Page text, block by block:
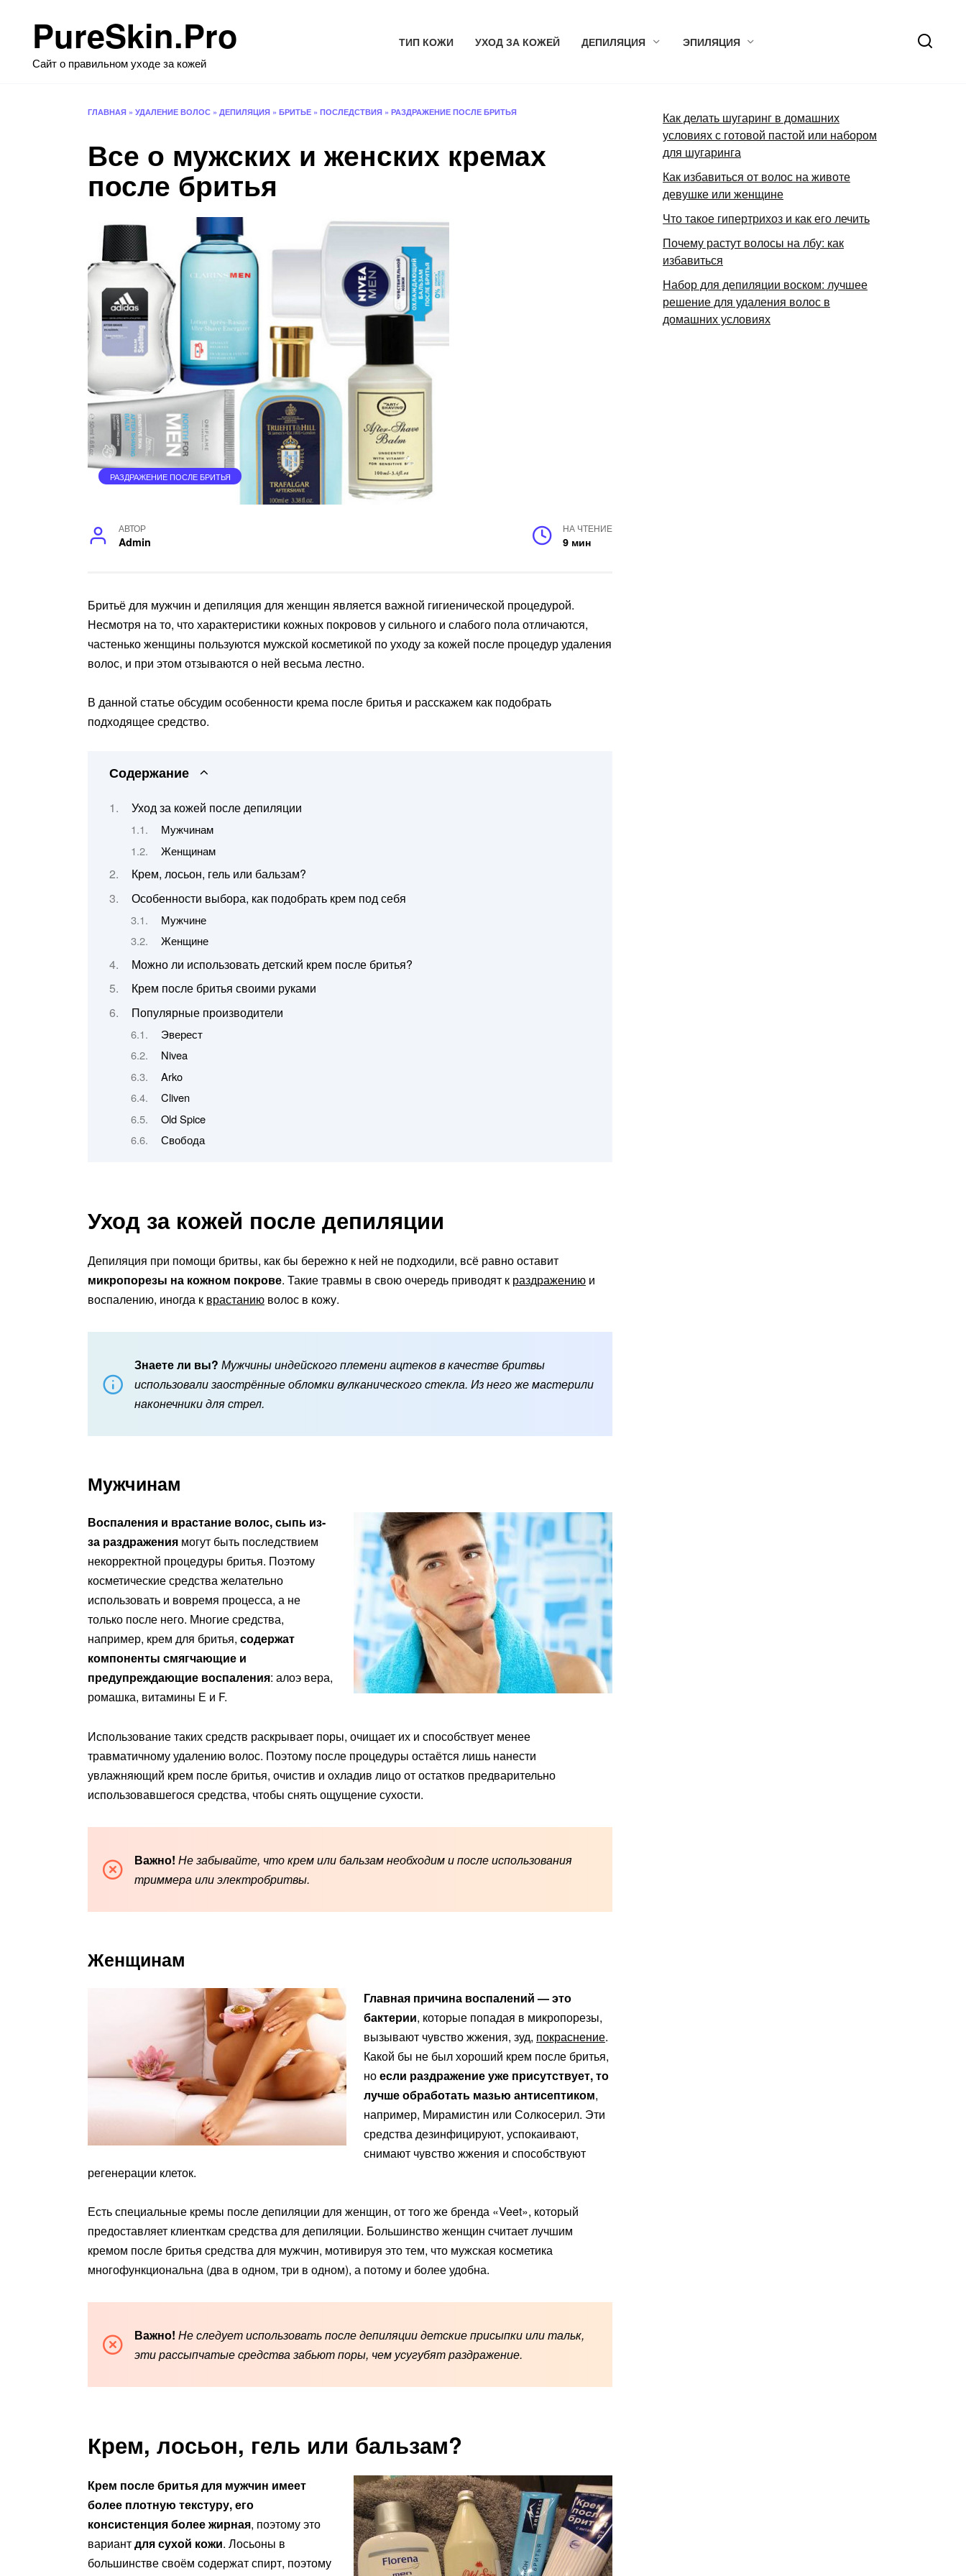
содержаниюPureSkin.Pro
Сайт о правильном уходе за кожей
ТИП КОЖИ УХОД ЗА КОЖЕЙ ДЕПИЛЯЦИЯ ЭПИЛЯЦИЯ
ГЛАВНАЯ » УДАЛЕНИЕ ВОЛОС » ДЕПИЛЯЦИЯ » БРИТЬЕ » ПОСЛЕДСТВИЯ » РАЗДРАЖЕНИЕ ПОСЛЕ БРИТЬЯ
Все о мужских и женских кремах
после бритья
РАЗДРАЖЕНИЕ ПОСЛЕ БРИТЬЯ
АВТОР
Admin
НА ЧТЕНИЕ
9 мин
Бритьё для мужчин и депиляция для женщин является важной гигиенической процедурой.
Несмотря на то, что характеристики кожных покровов у сильного и слабого пола отличаются,
частенько женщины пользуются мужской косметикой по уходу за кожей после процедур удаления
волос, и при этом отзываются о ней весьма лестно.
В данной статье обсудим особенности крема после бритья и расскажем как подобрать
подходящее средство.
Содержание
Уход за кожей после депиляции
Мужчинам
Женщинам
Крем, лосьон, гель или бальзам?
Особенности выбора, как подобрать крем под себя
Мужчине
Женщине
Можно ли использовать детский крем после бритья?
Крем после бритья своими руками
Популярные производители
Эверест
Nivea
Arko
Cliven
Old Spice
Свобода
Уход за кожей после депиляции
Депиляция при помощи бритвы, как бы бережно к ней не подходили, всё равно оставит
микропорезы на кожном покрове. Такие травмы в свою очередь приводят к раздражению и
воспалению, иногда к врастанию волос в кожу.
Знаете ли вы? Мужчины индейского племени ацтеков в качестве бритвы
использовали заострённые обломки вулканического стекла. Из него же мастерили
наконечники для стрел.
Мужчинам
Воспаления и врастание волос, сыпь из-
за раздражения могут быть последствием
некорректной процедуры бритья. Поэтому
косметические средства желательно
использовать и вовремя процесса, а не
только после него. Многие средства,
например, крем для бритья, содержат
компоненты смягчающие и
предупреждающие воспаления: алоэ вера,
ромашка, витамины Е и F.
Использование таких средств раскрывает поры, очищает их и способствует менее
травматичному удалению волос. Поэтому после процедуры остаётся лишь нанести
увлажняющий крем после бритья, очистив и охладив лицо от остатков предварительно
использовавшегося средства, чтобы снять ощущение сухости.
Важно! Не забывайте, что крем или бальзам необходим и после использования
триммера или электробритвы.
Женщинам
Главная причина воспалений — это
бактерии, которые попадая в микропорезы,
вызывают чувство жжения, зуд, покраснение.
Какой бы не был хороший крем после бритья,
ноесли раздражение уже присутствует, то
лучше обработать мазью антисептиком,
например, Мирамистин или Солкосерил. Эти
средства дезинфицируют, успокаивают,
снимают чувство жжения и способствуют
регенерации клеток.
Есть специальные кремы после депиляции для женщин, от того же бренда «Veet», который
предоставляет клиенткам средства для депиляции. Большинство женщин считает лучшим
кремом после бритья средства для мужчин, мотивируя это тем, что мужская косметика
многофункциональна (два в одном, три в одном), а потому и более удобна.
Важно! Не следует использовать после депиляции детские присыпки или тальк,
эти рассыпчатые средства забьют поры, чем усугубят раздражение.
Крем, лосьон, гель или бальзам?
Крем после бритья для мужчин имеет
более плотную текстуру, его
консистенция более жирная, поэтому это
вариантдля сухой кожи. Лосьоны в
большинстве своём содержат спирт, поэтому
Как делать шугаринг в домашних
условиях с готовой пастой или набором
для шугаринга
Как избавиться от волос на животе
девушке или женщине
Что такое гипертрихоз и как его лечить
Почему растут волосы на лбу: как
избавиться
Набор для депиляции воском: лучшее
решение для удаления волос в
домашних условиях